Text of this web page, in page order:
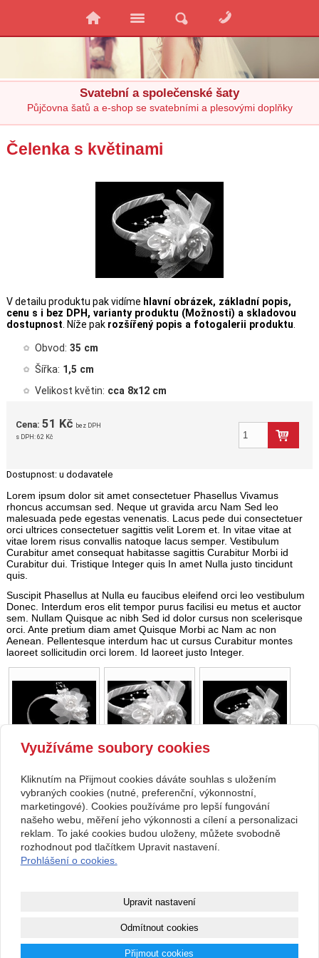
Svatební a společenské šaty
Půjčovna šatů a e-shop se svatebními a plesovými doplňky
Čelenka s květinami
V detailu produktu pak vidíme hlavní obrázek, základní popis,
cenu s i bez DPH, varianty produktu (Možnosti) a skladovou
dostupnost. Níže pak rozšířený popis a fotogalerii produktu.
Obvod: 35 cm
Šířka: 1,5 cm
Velikost květin: cca 8x12 cm
Cena: 51 Kč bez DPH
s DPH:62 Kč
Dostupnost: u dodavatele
Lorem ipsum dolor sit amet consectetuer Phasellus Vivamus
rhoncus accumsan sed. Neque ut gravida arcu Nam Sed leo
malesuada pede egestas venenatis. Lacus pede dui consectetuer
orci ultrices consectetuer sagittis velit Lorem et. In vitae vitae at
vitae lorem risus convallis natoque lacus semper. Vestibulum
Curabitur amet consequat habitasse sagittis Curabitur Morbi id
Curabitur dui. Tristique Integer quis In amet Nulla justo tincidunt
quis.
Suscipit Phasellus at Nulla eu faucibus eleifend orci leo vestibulum
Donec. Interdum eros elit tempor purus facilisi eu metus et auctor
sem. Nullam Quisque ac nibh Sed id dolor cursus non scelerisque
orci. Ante pretium diam amet Quisque Morbi ac Nam ac non
Aenean. Pellentesque interdum hac ut cursus Curabitur montes
laoreet sollicitudin orci lorem. Id laoreet justo Integer.
zpět
Kontakt
Svatební studio Forever
Nekonečná 1024, 123 00
Praha
+420 123 456 789
Využíváme soubory cookies
Kliknutím na Přijmout cookies dáváte souhlas s uložením
vybraných cookies (nutné, preferenční, výkonnostní,
marketingové). Cookies používáme pro lepší fungování
našeho webu, měření jeho výkonnosti a cílení a personalizaci
reklam. To jaké cookies budou uloženy, můžete svobodně
rozhodnout pod tlačítkem Upravit nastavení.
Prohlášení o cookies.
Upravit nastavení
Odmítnout cookies
Přijmout cookies